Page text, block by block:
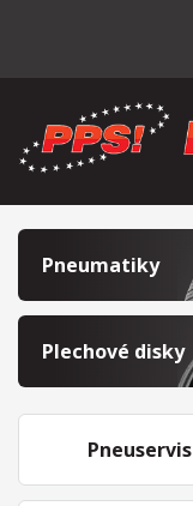
Pneumatiky
Plechové disky
Pneuservis